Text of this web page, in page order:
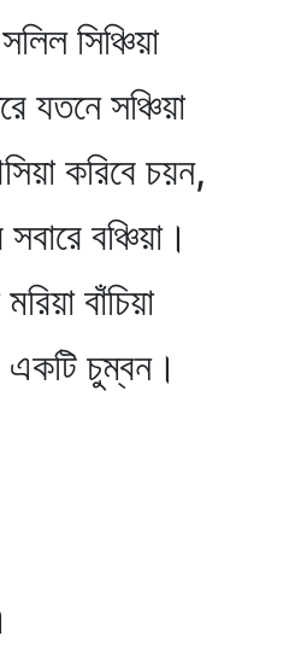
সিঞ্চিয়া
যতনে সঞ্চিয়া
করিবে চয়ন,
বঞ্চিয়া।
বাঁচিয়া
চুম্বন।